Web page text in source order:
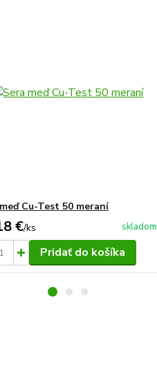
Cu-Test 50 meraní
€/ks skladom
Pridať do košíka